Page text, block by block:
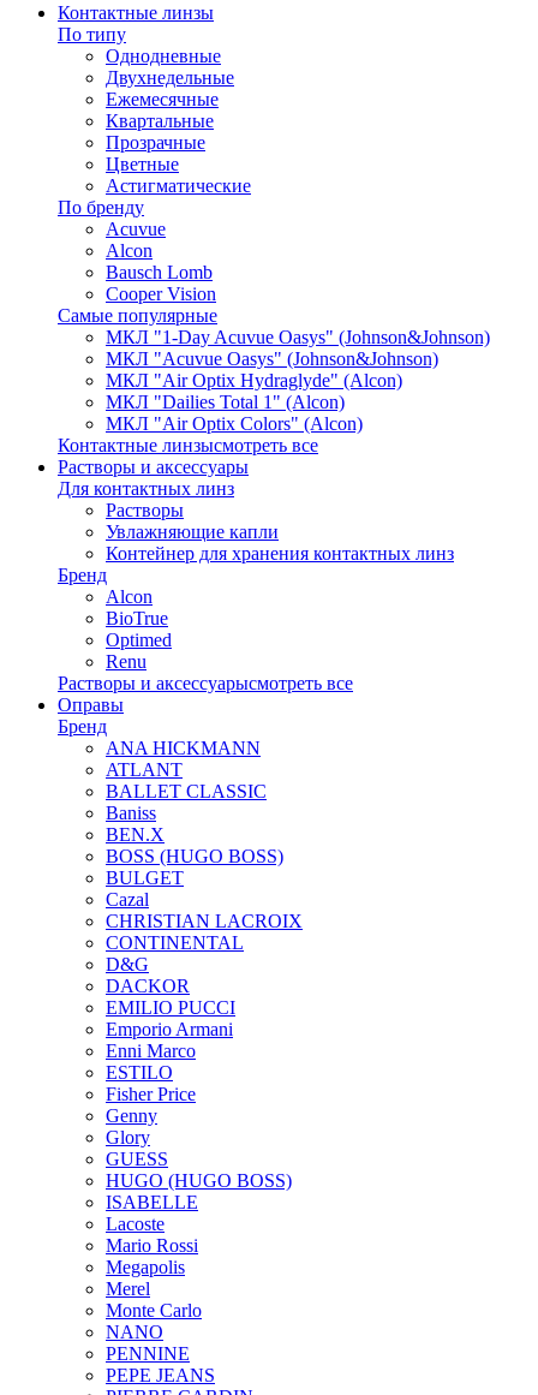
Контактные линзы
По типу
Однодневные
Двухнедельные
Ежемесячные
Квартальные
Прозрачные
Цветные
Астигматические
По бренду
Acuvue
Alcon
Bausch Lomb
Cooper Vision
Самые популярные
МКЛ "1-Day Acuvue Oasys" (Johnson&Johnson)
МКЛ "Acuvue Oasys" (Johnson&Johnson)
МКЛ "Air Optix Hydraglyde" (Alcon)
МКЛ "Dailies Total 1" (Alcon)
МКЛ "Air Optix Colors" (Alcon)
Контактные линзысмотреть все
Растворы и аксессуары
Для контактных линз
Растворы
Увлажняющие капли
Контейнер для хранения контактных линз
Бренд
Alcon
BioTrue
Optimed
Renu
Растворы и аксессуарысмотреть все
Оправы
Бренд
ANA HICKMANN
ATLANT
BALLET CLASSIC
Baniss
BEN.X
BOSS (HUGO BOSS)
BULGET
Cazal
CHRISTIAN LACROIX
CONTINENTAL
D&G
DACKOR
EMILIO PUCCI
Emporio Armani
Enni Marco
ESTILO
Fisher Price
Genny
Glory
GUESS
HUGO (HUGO BOSS)
ISABELLE
Lacoste
Mario Rossi
Megapolis
Merel
Monte Carlo
NANO
PENNINE
PEPE JEANS